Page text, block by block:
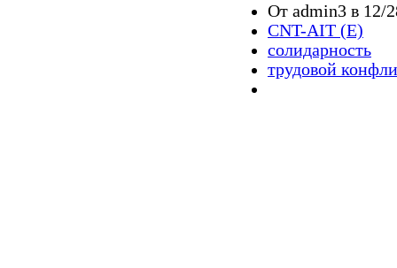
От admin3 в 12/
CNT-AIT (E)
солидарность
трудовой